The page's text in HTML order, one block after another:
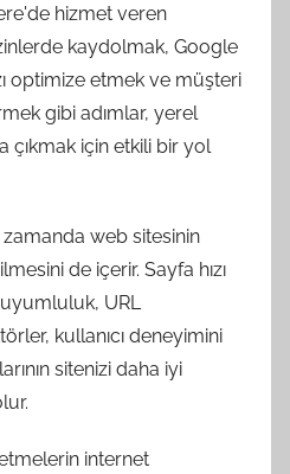
hizmet veren
kaydolmak, Google
optimize etmek ve müşteri
gibi adımlar, yerel
çıkmak için etkili bir yol
zamanda web sitesinin
de içerir. Sayfa hızı
URL
kullanıcı deneyimini
sitenizi daha iyi
internet